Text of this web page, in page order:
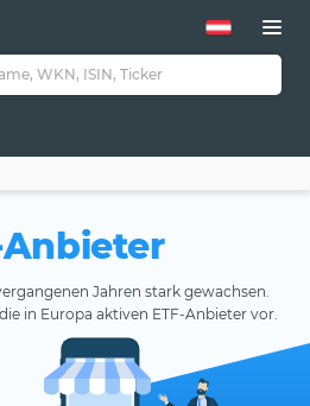
Anbieter
Jahren stark gewachsen.
in Europa aktiven ETF-Anbieter vor.